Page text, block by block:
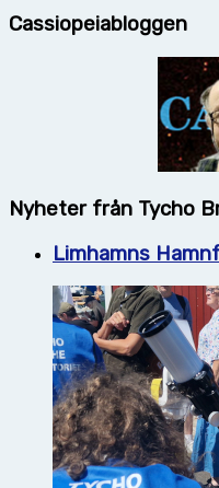
Cassiopeiabloggen
Nyheter från Tycho
Limhamns